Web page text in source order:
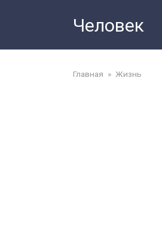
Человек
Главная » Жизнь